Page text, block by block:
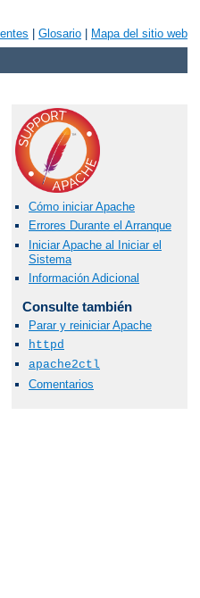
Glosario Mapa del sitio web
Cómo iniciar Apache
Errores Durante el Arranque
Iniciar Apache al Iniciar el
Sistema
Información Adicional
Consulte también
Parar y reiniciar Apache
httpd
apache2ctl
Comentarios